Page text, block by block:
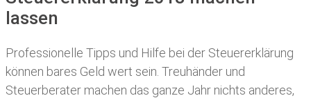
lassen
Professionelle Tipps und Hilfe bei der Steuererklärung
können bares Geld wert sein. Treuhänder und
Steuerberater machen das ganze Jahr nichts anderes,